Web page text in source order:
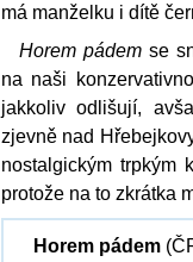
má manželku i dítě
Horem pádemse
na naši
jakkoliv odlišují,
zjevně nad
nostalgickým trpkým
protože na to zkrátka
Horem pádem